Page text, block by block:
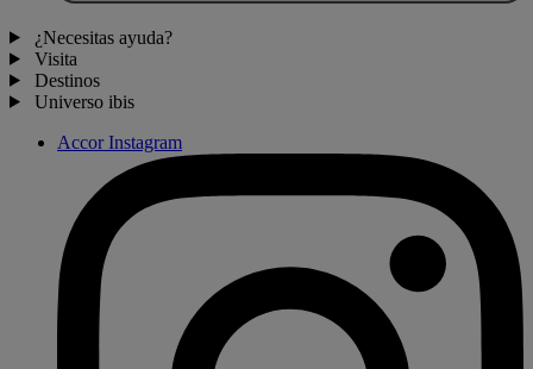
¿Necesitas ayuda?
Visita
Destinos
Universo ibis
Accor Instagram